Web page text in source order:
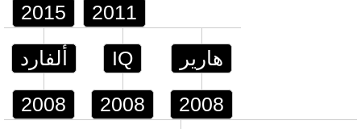
2015 2011
ألفارد
2008
IQ
2008
هارير
2008